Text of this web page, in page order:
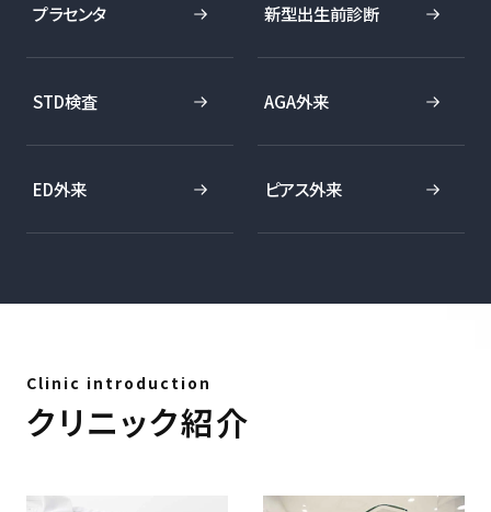
プラセンタ 新型出生前診断
STD検査 AGA外来
ED外来 ピアス外来
Clinic introduction
クリニック紹介